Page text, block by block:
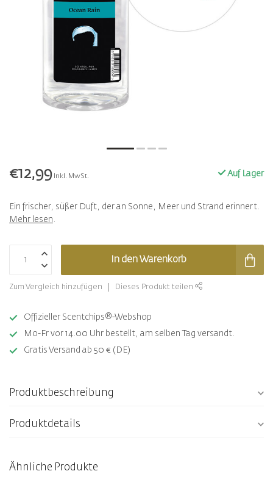
€12,99 Inkl. MwSt. Auf Lager
Ein frischer, süßer Duft, der an Sonne, Meer und Strand erinnert.
Mehr lesen .
In den Warenkorb
Zum Vergleich hinzufügen Dieses Produkt teilen
Offizieller Scentchips®-Webshop
Mo-Fr vor 14.00 Uhr bestellt, am selben Tag versandt.
Gratis Versand ab 50 € (DE)
Produktbeschreibung
Produktdetails
Ähnliche Produkte